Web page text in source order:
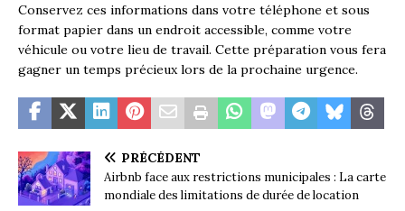
Conservez ces informations dans votre téléphone et sous
format papier dans un endroit accessible, comme votre
véhicule ou votre lieu de travail. Cette préparation vous fera
gagner un temps précieux lors de la prochaine urgence.
PRÉCÉDENT
Airbnb face aux restrictions municipales : La carte
mondiale des limitations de durée de location